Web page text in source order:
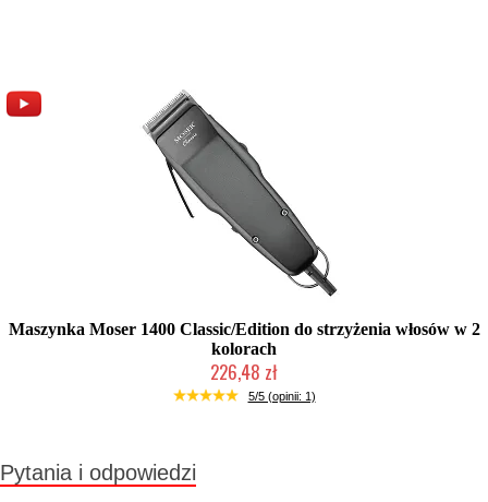
Maszynka Moser 1400 Classic/Edition do strzyżenia włosów w 2
kolorach
226,48 zł
Produkt wycofany
5/5 (opinii: 1)
Pytania i odpowiedzi